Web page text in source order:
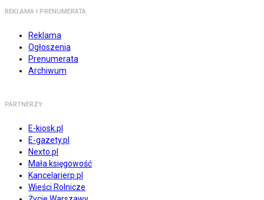
REKLAMA I PRENUMERATA
Reklama
Ogłoszenia
Prenumerata
Archiwum
PARTNERZY
E-kiosk.pl
E-gazety.pl
Nexto.pl
Mała księgowość
Kancelarierp.pl
Wieści Rolnicze